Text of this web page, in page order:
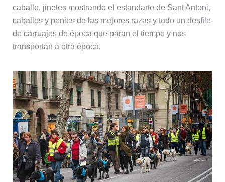
caballo, jinetes mostrando el estandarte de Sant Antoni,
caballos y ponies de las mejores razas y todo un desfile
de carruajes de época que paran el tiempo y nos
transportan a otra época.